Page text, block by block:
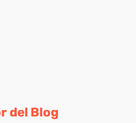
del Blog